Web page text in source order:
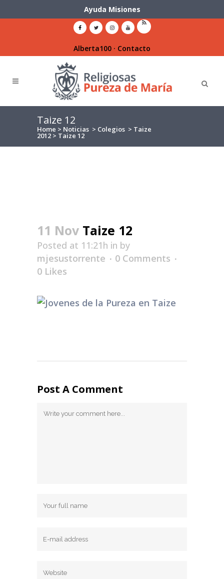
Ayuda Misiones
Alberta100 · Contacto
Taize 12
Home > Noticias > Colegios > Taize
2012 > Taize 12
11 Nov Taize 12
Posted at 11:21h in by
mjesustorrente
0 Comments
0 Likes
Post A Comment